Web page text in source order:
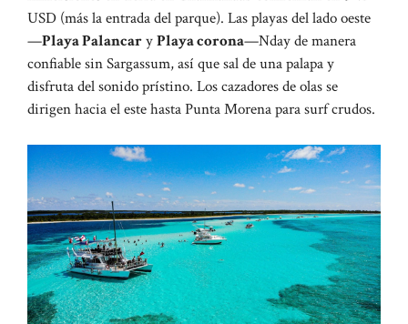
USD (más la entrada del parque). Las playas del lado oeste
—Playa PalancaryPlaya corona—Nday de manera
confiable sin Sargassum, así que sal de una palapa y
disfruta del sonido prístino. Los cazadores de olas se
dirigen hacia el este hasta Punta Morena para surf crudos.